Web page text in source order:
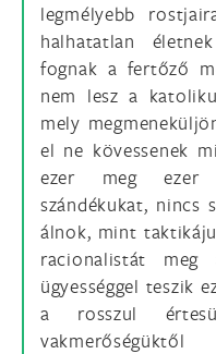
legmélyebb
halhatatlan
fognak a fertőző
nem lesz a
mely
el ne kövessenek
ezer meg ezer
szándékukat, nincs
álnok, mint
racionalistát
ügyességgel teszik
a rosszul